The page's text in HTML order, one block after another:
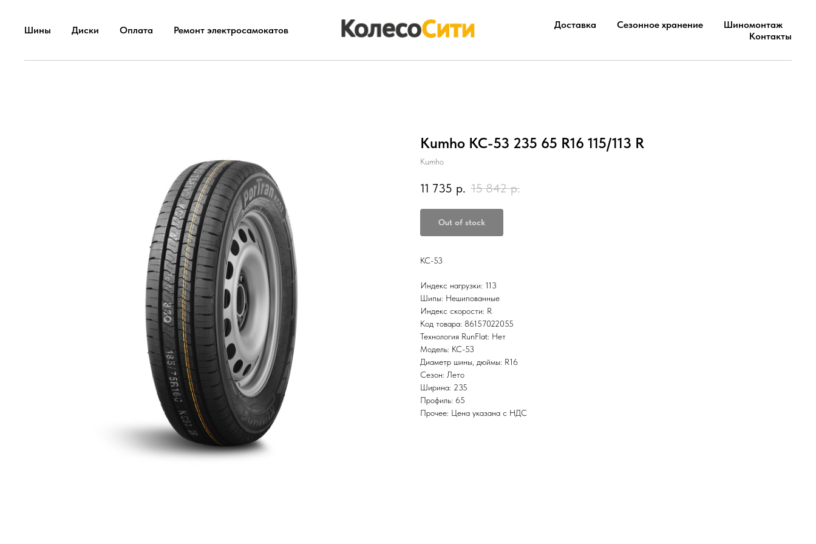
Шины Диски Оплата Ремонт электросамокатов Доставка Сезонное хранение
Шиномонтаж
Контакты
Kumho KC-53 235 65 R16 115/113 R
Kumho
11 735 р. 15 842 р.
Out of stock
KC-53
Индекс нагрузки: 113
Шипы: Нешипованные
Индекс скорости: R
Код товара: 86157022055
Технология RunFlat: Нет
Модель: KC-53
Диаметр шины, дюймы: R16
Сезон: Лето
Ширина: 235
Профиль: 65
Прочее: Цена указана с НДС